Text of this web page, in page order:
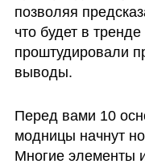
позволяя
что будет в
проштудировали
выводы.
Перед вами 10
модницы начнут
Многие элементы